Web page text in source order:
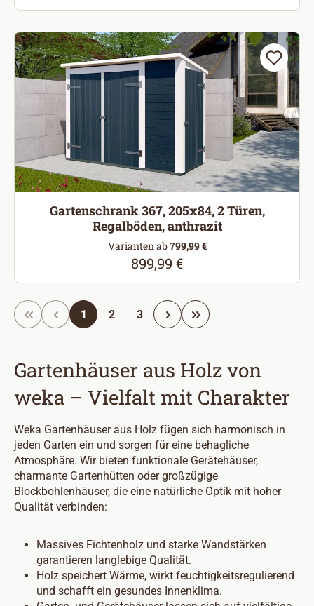
Gartenschrank 367, 205x84, 2 Türen,
Regalböden, anthrazit
Varianten ab799,99 €
Regulärer Preis:
899,99 €
Seite
1 Seite
2 Seite
3
Gartenhäuser aus Holz von
weka – Vielfalt mit Charakter
Weka Gartenhäuser aus Holz fügen sich harmonisch in
jeden Garten ein und sorgen für eine behagliche
Atmosphäre. Wir bieten funktionale Gerätehäuser,
charmante Gartenhütten oder großzügige
Blockbohlenhäuser, die eine natürliche Optik mit hoher
Qualität verbinden:
Massives Fichtenholz und starke Wandstärken
garantieren langlebige Qualität.
Holz speichert Wärme, wirkt feuchtigkeitsregulierend
und schafft ein gesundes Innenklima.